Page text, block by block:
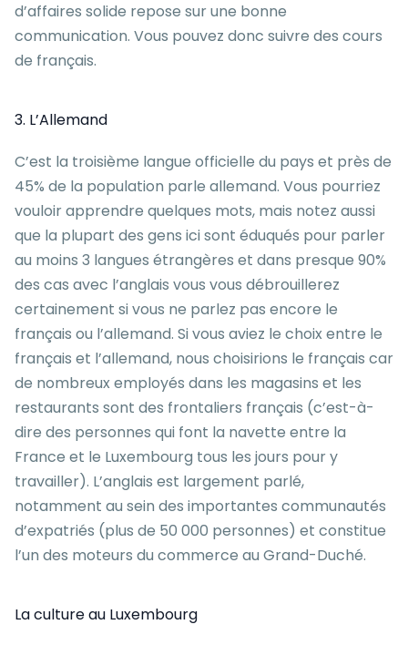
d’affaires solide repose sur une bonne
communication. Vous pouvez donc suivre des cours
de français.
3. L’Allemand
C’est la troisième langue officielle du pays et près de
45% de la population parle allemand. Vous pourriez
vouloir apprendre quelques mots, mais notez aussi
que la plupart des gens ici sont éduqués pour parler
au moins 3 langues étrangères et dans presque 90%
des cas avec l’anglais vous vous débrouillerez
certainement si vous ne parlez pas encore le
français ou l’allemand. Si vous aviez le choix entre le
français et l’allemand, nous choisirions le français car
de nombreux employés dans les magasins et les
restaurants sont des frontaliers français (c’est-à-
dire des personnes qui font la navette entre la
France et le Luxembourg tous les jours pour y
travailler). L’anglais est largement parlé,
notamment au sein des importantes communautés
d’expatriés (plus de 50 000 personnes) et constitue
l’un des moteurs du commerce au Grand-Duché.
La culture au Luxembourg